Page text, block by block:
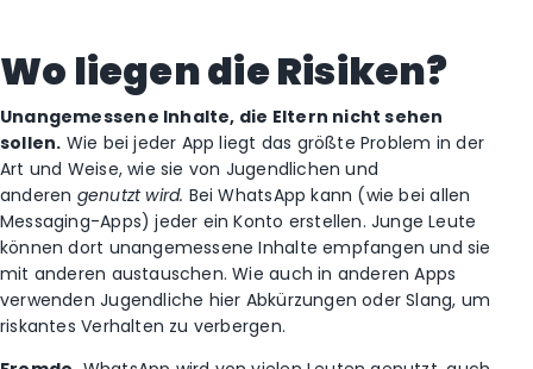
Wo liegen die Risiken?
Unangemessene Inhalte, die Eltern nicht sehen
sollen. Wie bei jeder App liegt das größte Problem in der
Art und Weise, wie sie von Jugendlichen und
anderen genutzt wird. Bei WhatsApp kann (wie bei allen
Messaging-Apps) jeder ein Konto erstellen. Junge Leute
können dort unangemessene Inhalte empfangen und sie
mit anderen austauschen. Wie auch in anderen Apps
verwenden Jugendliche hier Abkürzungen oder Slang, um
riskantes Verhalten zu verbergen.